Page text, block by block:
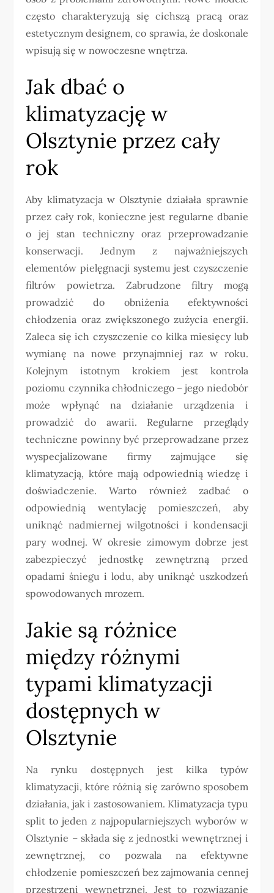
często charakteryzują się cichszą pracą oraz
estetycznym designem, co sprawia, że doskonale
wpisują się w nowoczesne wnętrza.
Jak dbać o
klimatyzację w
Olsztynie przez cały
rok
Aby klimatyzacja w Olsztynie działała sprawnie
przez cały rok, konieczne jest regularne dbanie
o jej stan techniczny oraz przeprowadzanie
konserwacji. Jednym z najważniejszych
elementów pielęgnacji systemu jest czyszczenie
filtrów powietrza. Zabrudzone filtry mogą
prowadzić do obniżenia efektywności
chłodzenia oraz zwiększonego zużycia energii.
Zaleca się ich czyszczenie co kilka miesięcy lub
wymianę na nowe przynajmniej raz w roku.
Kolejnym istotnym krokiem jest kontrola
poziomu czynnika chłodniczego – jego niedobór
może wpłynąć na działanie urządzenia i
prowadzić do awarii. Regularne przeglądy
techniczne powinny być przeprowadzane przez
wyspecjalizowane firmy zajmujące się
klimatyzacją, które mają odpowiednią wiedzę i
doświadczenie. Warto również zadbać o
odpowiednią wentylację pomieszczeń, aby
uniknąć nadmiernej wilgotności i kondensacji
pary wodnej. W okresie zimowym dobrze jest
zabezpieczyć jednostkę zewnętrzną przed
opadami śniegu i lodu, aby uniknąć uszkodzeń
spowodowanych mrozem.
Jakie są różnice
między różnymi
typami klimatyzacji
dostępnych w
Olsztynie
Na rynku dostępnych jest kilka typów
klimatyzacji, które różnią się zarówno sposobem
działania, jak i zastosowaniem. Klimatyzacja typu
split to jeden z najpopularniejszych wyborów w
Olsztynie – składa się z jednostki wewnętrznej i
zewnętrznej, co pozwala na efektywne
chłodzenie pomieszczeń bez zajmowania cennej
przestrzeni wewnętrznej. Jest to rozwiązanie